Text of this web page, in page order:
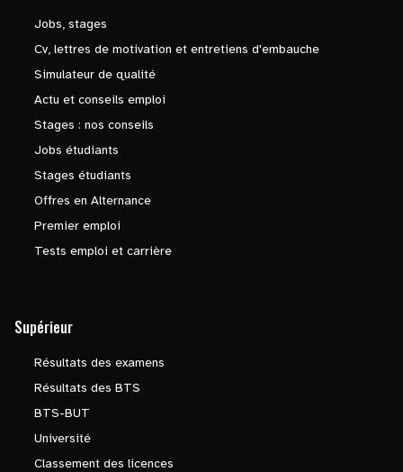
Jobs, stages
Cv, lettres de motivation et entretiens d'embauche
Simulateur de qualité
Actu et conseils emploi
Stages : nos conseils
Jobs étudiants
Stages étudiants
Offres en Alternance
Premier emploi
Tests emploi et carrière
Supérieur
Résultats des examens
Résultats des BTS
BTS-BUT
Université
Classement des licences